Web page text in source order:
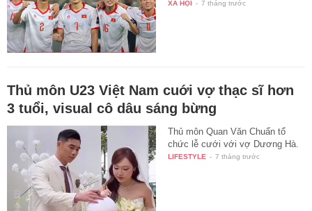
XÃ HỘI - 7 tháng trước
Thủ môn U23 Việt Nam cuới vợ thạc sĩ hơn
3 tuổi, visual cô dâu sáng bừng
Thủ môn Quan Văn Chuẩn tổ
chức lễ cưới với vợ Dương Hà.
LIFESTYLE - 7 tháng trước